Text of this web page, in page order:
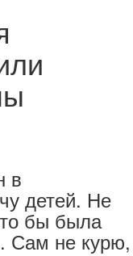
в
детей. Не
бы была
Сам не курю,